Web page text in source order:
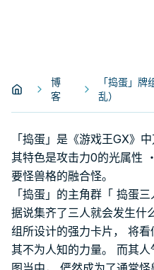
博
客
「捣蛋」
乱）
「捣蛋」是《游戏王GX》
其特色是攻击力0的光属性
要怪兽格的融合怪。
「捣蛋」的主角群「 捣蛋
据说集齐了三人就会发生什
组所设计的强力卡片， 将
其不为人知的力量。 而其